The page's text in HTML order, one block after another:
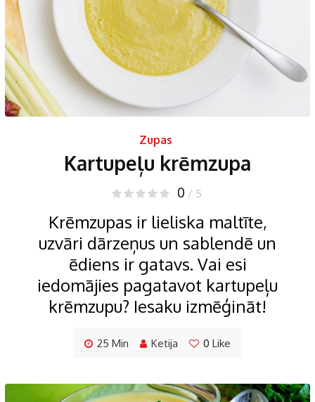
Zupas
Kartupeļu krēmzupa
0 / 5
Krēmzupas ir lieliska maltīte,
uzvāri dārzeņus un sablendē un
ēdiens ir gatavs. Vai esi
iedomājies pagatavot kartupeļu
krēmzupu? Iesaku izmēģināt!
25 Min Ketija 0 Like